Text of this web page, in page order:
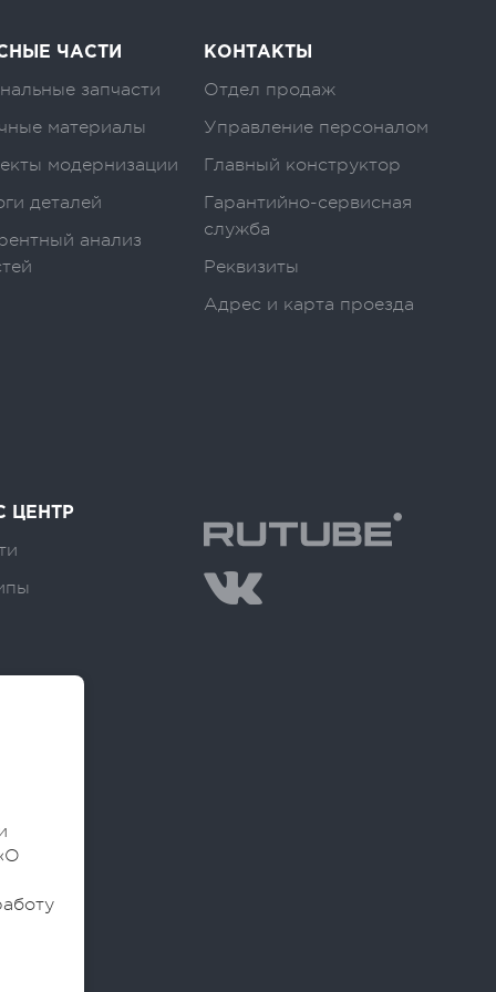
ЧАСТИ
запчасти
материалы
модернизации
деталей
анализ
КОНТАКТЫ
Отдел продаж
Управление персоналом
Главный конструктор
Гарантийно-сервисная
служба
Реквизиты
Адрес и карта проезда
ЦЕНТР